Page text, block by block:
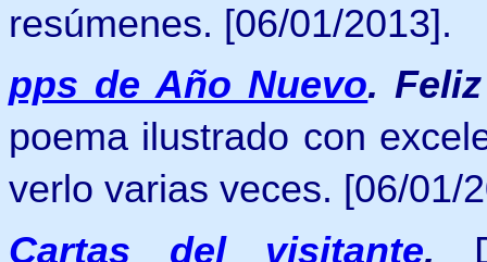
resúmenes. [06/01/2013].
pps de Año Nuevo.
poema ilustrado con
verlo varias veces. [06/01/
Cartas del visitante.